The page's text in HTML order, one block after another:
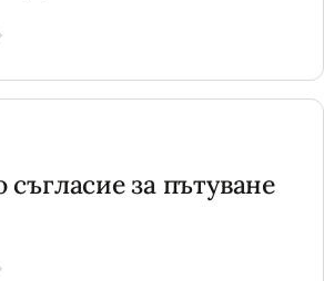
за пътуване